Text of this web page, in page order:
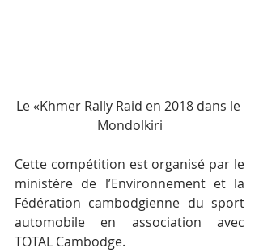
Le «Khmer Rally Raid en 2018 dans le
Mondolkiri
Cette compétition est organisé par le
ministère de l’Environnement et la
Fédération cambodgienne du sport
automobile en association avec
TOTAL Cambodge.